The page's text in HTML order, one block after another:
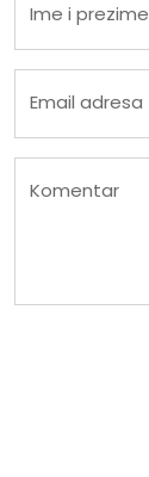
Ime i prezime
Email adresa
Komentar